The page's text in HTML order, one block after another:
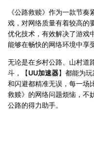
《公路救赎》作为一款节
戏，对网络质量有着较高的
优化技术，有效解决了游戏
能够在畅快的网络环境中享
无论是在乡村公路、山村道
斗，【UU加速器】都能为
和闪避都精准无误，每一场
救赎》的网络问题烦恼，不
公路的得力助手。